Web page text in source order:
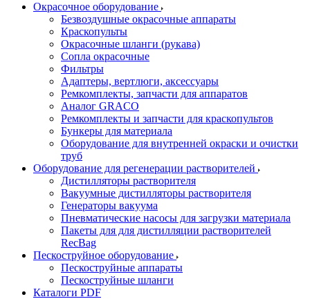
Окрасочное оборудование
Безвоздушные окрасочные аппараты
Краскопульты
Окрасочные шланги (рукава)
Сопла окрасочные
Фильтры
Адаптеры, вертлюги, аксессуары
Ремкомплекты, запчасти для аппаратов
Аналог GRACO
Ремкомплекты и запчасти для краскопультов
Бункеры для материала
Оборудование для внутренней окраски и очистки
труб
Оборудование для регенерации растворителей
Дистилляторы растворителя
Вакуумные дистилляторы растворителя
Генераторы вакуума
Пневматические насосы для загрузки материала
Пакеты для для дистилляции растворителей
RecBag
Пескоструйное оборудование
Пескоструйные аппараты
Пескоструйные шланги
Каталоги PDF